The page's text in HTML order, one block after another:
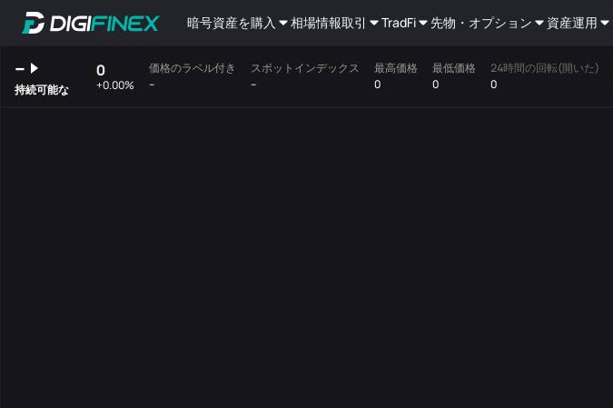
暗号資産を購入 相場情報取引 TradFi 先物・オプション 資産運用
--
持続可能な
0
+0.00%
価格のラベル付き
--
スポットインデックス
--
最高価格
0
最低価格
0
24時間の回転(開いた)
0